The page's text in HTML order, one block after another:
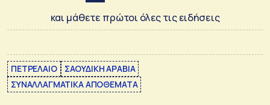
και μάθετε πρώτοι όλες τις ειδήσεις
ΠΕΤΡΕΛΑΙΟ
ΣΑΟΥΔΙΚΗ ΑΡΑΒΙΑ
ΣΥΝΑΛΛΑΓΜΑΤΙΚΑ ΑΠΟΘΕΜΑΤΑ